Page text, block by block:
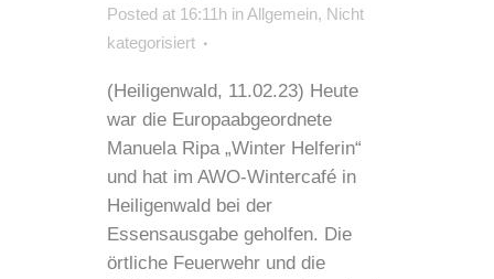
Posted at 16:11h inAllgemein, Nicht
kategorisiert
(Heiligenwald, 11.02.23) Heute
war die Europaabgeordnete
Manuela Ripa „Winter Helferin“
und hat im AWO-Wintercafé in
Heiligenwald bei der
Essensausgabe geholfen. Die
örtliche Feuerwehr und die